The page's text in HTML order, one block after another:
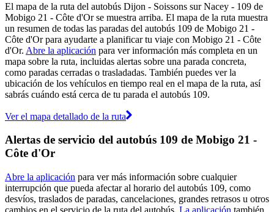
El mapa de la ruta del autobús Dijon - Soissons sur Nacey - 109 de
Mobigo 21 - Côte d'Or se muestra arriba. El mapa de la ruta muestra
un resumen de todas las paradas del autobús 109 de Mobigo 21 -
Côte d'Or para ayudarte a planificar tu viaje con Mobigo 21 - Côte
d'Or. Abre la aplicación para ver información más completa en un
mapa sobre la ruta, incluidas alertas sobre una parada concreta,
como paradas cerradas o trasladadas. También puedes ver la
ubicación de los vehículos en tiempo real en el mapa de la ruta, así
sabrás cuándo está cerca de tu parada el autobús 109.
Ver el mapa detallado de la ruta
Alertas de servicio del autobús 109 de Mobigo 21 -
Côte d'Or
Abre la aplicación para ver más información sobre cualquier
interrupción que pueda afectar al horario del autobús 109, como
desvíos, traslados de paradas, cancelaciones, grandes retrasos u otros
cambios en el servicio de la ruta del autobús. La aplicación también